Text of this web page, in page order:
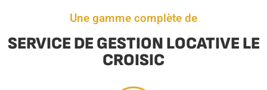
Une gamme complète de
SERVICE DE GESTION LOCATIVE LE
CROISIC